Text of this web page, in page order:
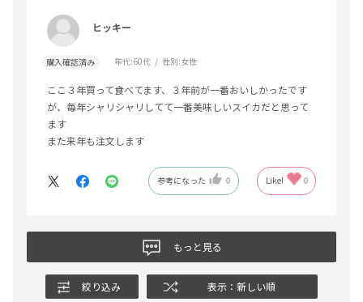
ヒッキー
購入確認済み 年代:60代 性別:女性
ここ３年買って食べてます、３年前が一番おいしかったです
が、毎年シャリシャリしてて一番美味しいスイカだと思って
ます
また来年も注文します
参考になった 0 Like! 0
もっと見る
絞り込み 表示：新しい順